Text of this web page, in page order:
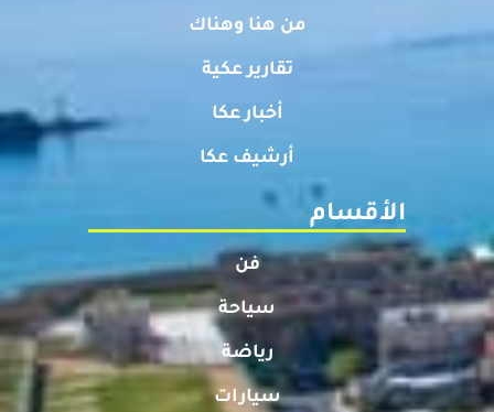
من هنا وهناك
تقارير عكية
أخبار عكا
أرشيف عكا
الأقسام
فن
سياحة
رياضة
سيارات